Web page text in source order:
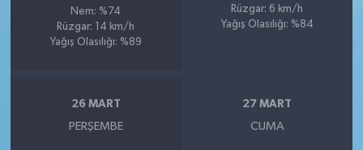
Nem: %74
Rüzgar: 14 km/h
Yağış Olasılığı: %89
Rüzgar: 6 km/h
Yağış Olasılığı: %84
26 MART
PERŞEMBE
27 MART
CUMA